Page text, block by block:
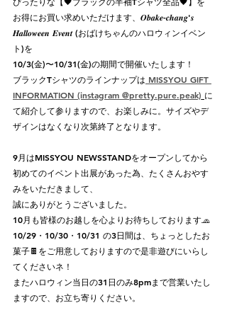
お得にお買い求めいただけます、𝑶𝒃𝒂𝒌𝒆-𝒄𝒉𝒂𝒏𝒈'𝒔
𝑯𝒂𝒍𝒍𝒐𝒘𝒆𝒆𝒏 𝑬𝒗𝒆𝒏𝒕 (おばけちゃんのハロウィンイベン
ト)を
10/3(金)〜10/31(金)の期間で開催いたします！
ブラックTシャツのラインナップは MISSYOU GIFT
INFORMATION (instagram @pretty.pure.peak) に
て紹介して参りますので、お楽しみに。サイズやデ
ザインはなくなり次第終了となります。
9月はMISSYOU NEWSSTANDをオープンしてから
初めてのイベント出展があった為、たくさんおやす
みをいただきまして、
誠にありがとうございました。
10月も皆様のお越しを心よりお待ちしております🧢
10/29・10/30・10/31 の3日間は、ちょっとしたお
菓子🍫をご用意しておりますので是非遊びにいらし
てくださいネ！
またハロウィン当日の31日のみ8pmまで営業いたし
ますので、お立ち寄りください。